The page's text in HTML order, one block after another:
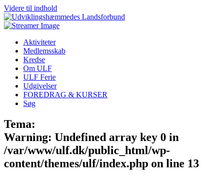
Videre til indhold
Aktiviteter
Medlemsskab
Kredse
Om ULF
ULF Ferie
Udgivelser
FOREDRAG & KURSER
Søg
Tema:
Warning: Undefined array key 0 in
/var/www/ulf.dk/public_html/wp-
content/themes/ulf/index.php on line 13